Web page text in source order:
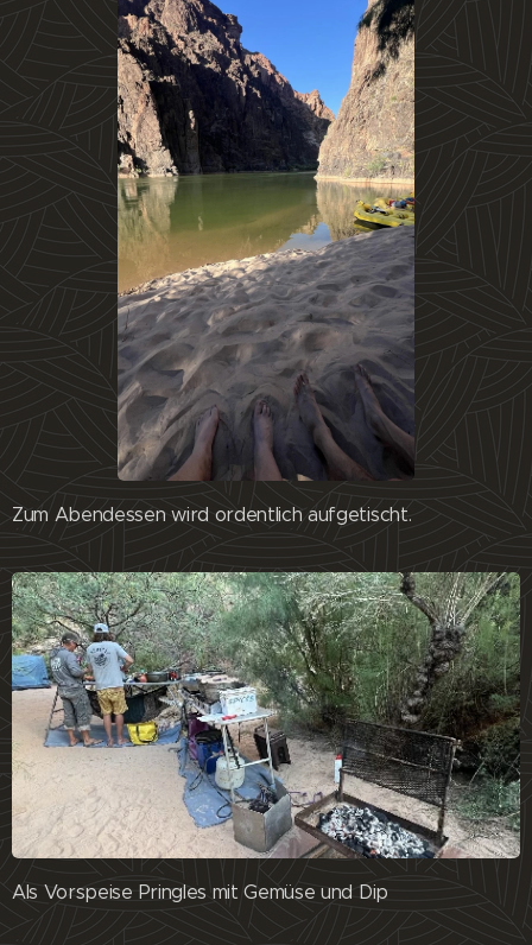
Zum Abendessen wird ordentlich aufgetischt.
Als Vorspeise Pringles mit Gemüse und Dip 😊